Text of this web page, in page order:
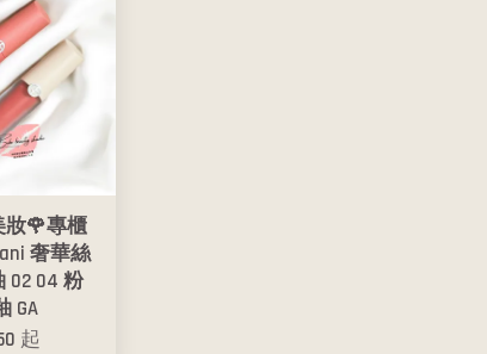
妝🌹專櫃
奢華絲
02 04 粉
GA
起